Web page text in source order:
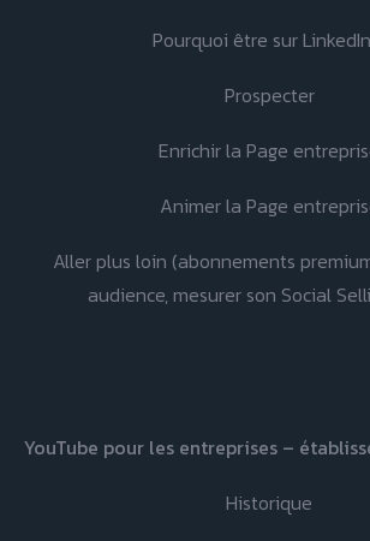
Pourquoi être sur
Prospecter
Enrichir la Page
Animer la Page
Aller plus loin (abonnements
audience, mesurer son Social
YouTube pour les entreprises –
Historique